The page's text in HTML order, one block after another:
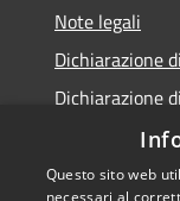
Note legali
Dichiarazione
Dichiarazione
Questo sito web
necessari al